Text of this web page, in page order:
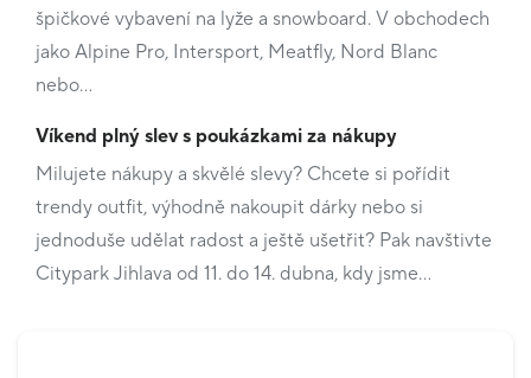
špičkové vybavení na lyže a snowboard. V obchodech
jako Alpine Pro, Intersport, Meatfly, Nord Blanc
nebo…
Víkend plný slev s poukázkami za nákupy
Milujete nákupy a skvělé slevy? Chcete si pořídit
trendy outfit, výhodně nakoupit dárky nebo si
jednoduše udělat radost a ještě ušetřit? Pak navštivte
Citypark Jihlava od 11. do 14. dubna, kdy jsme…